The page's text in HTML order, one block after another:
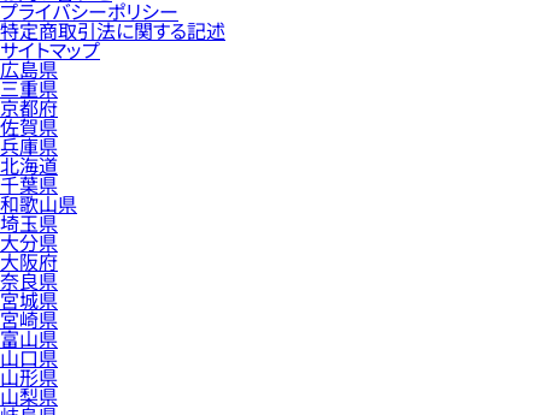
プライバシーポリシー
特定商取引法に関する記述
サイトマップ
広島県
三重県
京都府
佐賀県
兵庫県
北海道
千葉県
和歌山県
埼玉県
大分県
大阪府
奈良県
宮城県
宮崎県
富山県
山口県
山形県
山梨県